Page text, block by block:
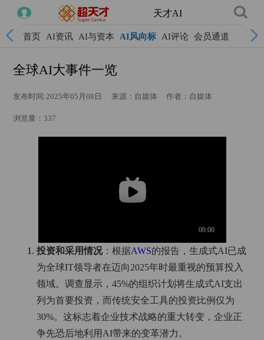
天才AI
首页 AI资讯 AI与资本 AI风向标 AI评论 会员通道
全球AI大事件一览
发布时间:2025年05月08日 来源：自媒体 作者：自媒体
浏览量：337
投资和采用情况‌：根据AWS的报告，生成式AI已成
为全球IT领导者在迈向2025年时最重视的预算投入
领域。调查显示，45%的组织计划将生成式AI支出
列为首要投资，而传统安全工具的投资比例仅为
30%。这标志着企业技术战略的重大转变，企业正
争先恐后地利用AI带来的变革潜力‌。